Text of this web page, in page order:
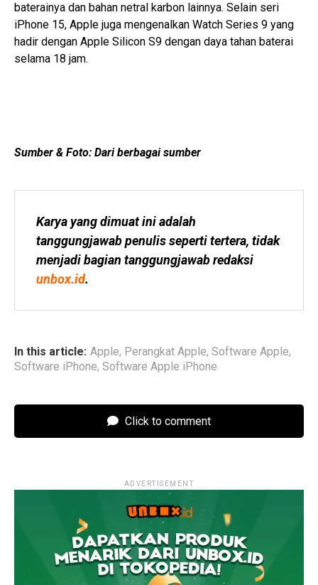
baterainya dan bahan netral karbon lainnya. Selain seri
iPhone 15, Apple juga mengenalkan Watch Series 9 yang
hadir dengan Apple Silicon S9 dengan daya tahan baterai
selama 18 jam.
Sumber & Foto: Dari berbagai sumber
Karya yang dimuat ini adalah
tanggungjawab penulis seperti tertera, tidak
unbox.id.
In this article: Apple, Perangkat Apple, Software Apple,
Software iPhone, Software Apple iPhone
Click to comment
ADVERTISEMENT